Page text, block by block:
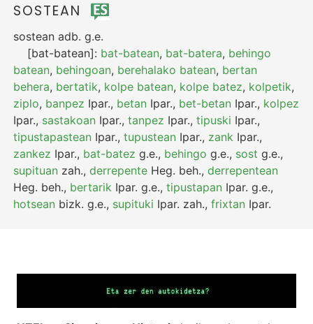
SOSTEAN
sostean adb. g.e.
[bat-batean]: bat-batean, bat-batera, behingo
batean, behingoan, berehalako batean, bertan
behera, bertatik, kolpe batean, kolpe batez, kolpetik,
ziplo, banpez Ipar., betan Ipar., bet-betan Ipar., kolpez
Ipar., sastakoan Ipar.,tanpez Ipar.,tipuski Ipar.,
tipustapastean Ipar.,tupustean Ipar., zank Ipar.,
zankez Ipar., bat-batez g.e., behingo g.e., sost g.e.,
supituan zah.,derrepente Heg. beh.,derrepentean
Heg. beh., bertarik Ipar. g.e.,tipustapan Ipar. g.e.,
hotsean bizk. g.e., supituki Ipar. zah.,frixtan Ipar.